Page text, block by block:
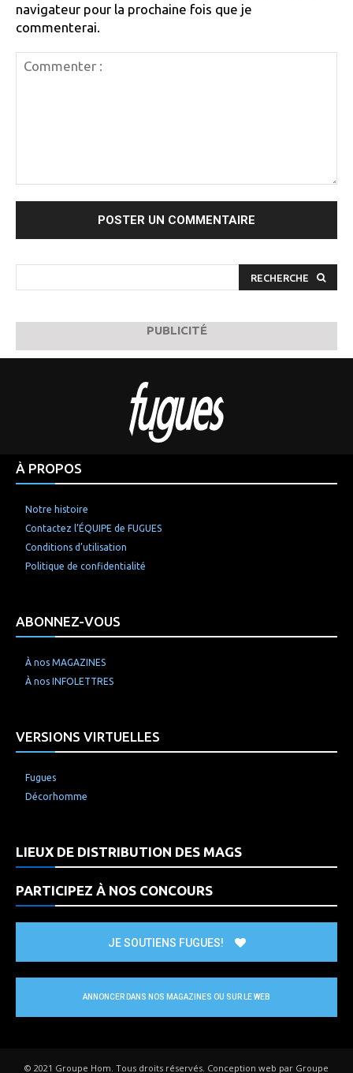
navigateur pour la prochaine fois que je
commenterai.
RECHERCHE
PUBLICITÉ
À PROPOS
Notre histoire
Contactez l’ÉQUIPE de FUGUES
Conditions d’utilisation
Politique de confidentialité
ABONNEZ-VOUS
À nos MAGAZINES
À nos INFOLETTRES
VERSIONS VIRTUELLES
Fugues
Décorhomme
LIEUX DE DISTRIBUTION DES MAGS
PARTICIPEZ À NOS CONCOURS
JE SOUTIENS FUGUES!
ANNONCER DANS NOS MAGAZINES OU SUR LE WEB
© 2021 Groupe Hom. Tous droits réservés. Conception web par Groupe